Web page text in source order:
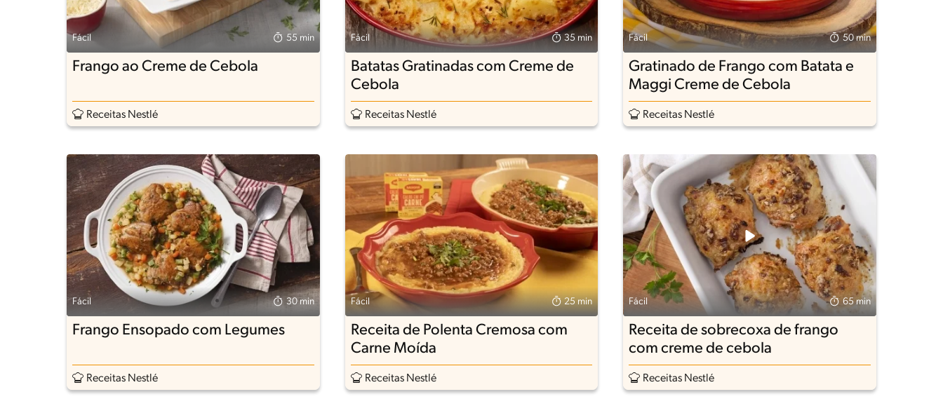
Fácil 55 min
Frango ao Creme de Cebola
Receitas Nestlé
Fácil 35 min
Batatas Gratinadas com Creme de
Cebola
Receitas Nestlé
Fácil 50 min
Gratinado de Frango com Batata e
Maggi Creme de Cebola
Receitas Nestlé
Fácil 30 min
Frango Ensopado com Legumes
Receitas Nestlé
Fácil 25 min
Receita de Polenta Cremosa com
Carne Moída
Receitas Nestlé
Fácil 65 min
Receita de sobrecoxa de frango
com creme de cebola
Receitas Nestlé